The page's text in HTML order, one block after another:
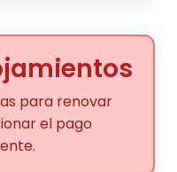
para renovar
el pago